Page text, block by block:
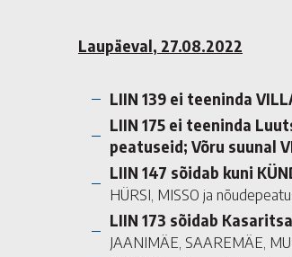
Laupäeval, 27.08.2022
LIIN 139 ei teeninda
LIIN 175 ei teeninda
peatuseid; Võru suunal
LIIN 147 sõidab kuni
HÜRSI, MISSO ja
LIIN 173 sõidab
JAANIMÄE, SAAREMÄE,